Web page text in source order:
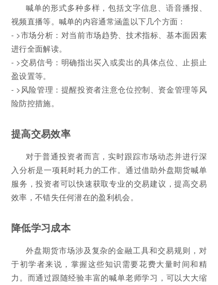
喊单的形式多种多样，包括文字信息、语音播报、
视频直播等。喊单的内容通常涵盖以下几个方面：
- >市场分析：对当前市场趋势、技术指标、基本面因素
进行全面解读。
- >交易信号：明确指出买入或卖出的具体点位、止损止
盈设置等。
- >风险管理：提醒投资者注意仓位控制、资金管理等风
险防控措施。
提高交易效率
对于普通投资者而言，实时跟踪市场动态并进行深
入分析是一项耗时耗力的工作。通过借助外盘期货喊单
服务，投资者可以快速获取专业的交易建议，提高交易
效率，不错失任何潜在的盈利机会。
降低学习成本
外盘期货市场涉及复杂的金融工具和交易规则，对
于初学者来说，掌握这些知识需要花费大量时间和精
力。而通过跟随经验丰富的喊单老师学习，可以大大缩